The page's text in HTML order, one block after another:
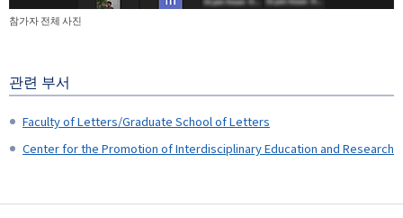
참가자 전체 사진
관련 부서
Faculty of Letters/Graduate School of Letters
Center for the Promotion of Interdisciplinary Education and Research